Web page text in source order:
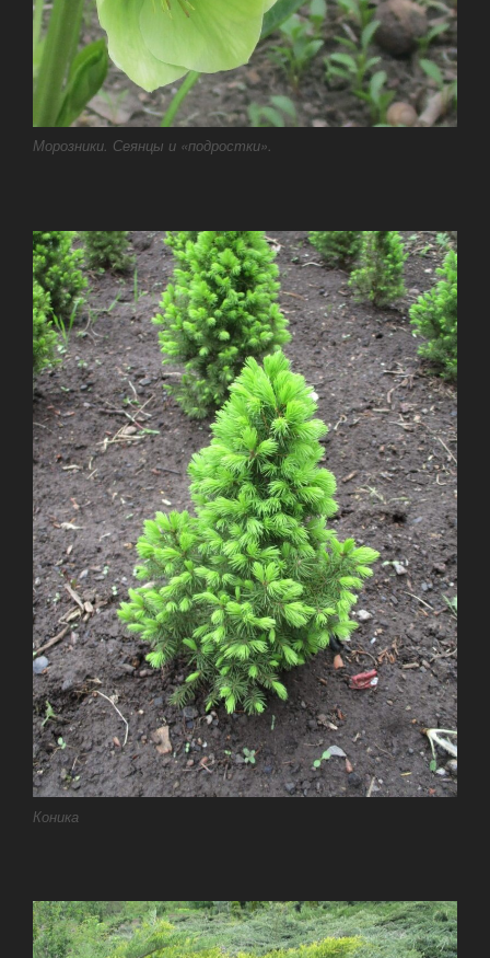
Морозники. Сеянцы и «подростки».
Коника